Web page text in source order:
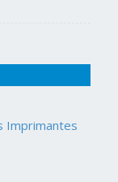
Imprimantes